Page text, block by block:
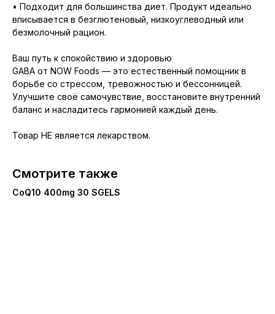
• Подходит для большинства диет. Продукт идеально
вписывается в безглютеновый, низкоуглеводный или
безмолочный рацион.
Ваш путь к спокойствию и здоровью
GABA от NOW Foods — это естественный помощник в
борьбе со стрессом, тревожностью и бессонницей.
Улучшите своё самочувствие, восстановите внутренний
баланс и насладитесь гармонией каждый день.
Товар НЕ является лекарством.
Смотрите также
CoQ10 400mg 30 SGELS